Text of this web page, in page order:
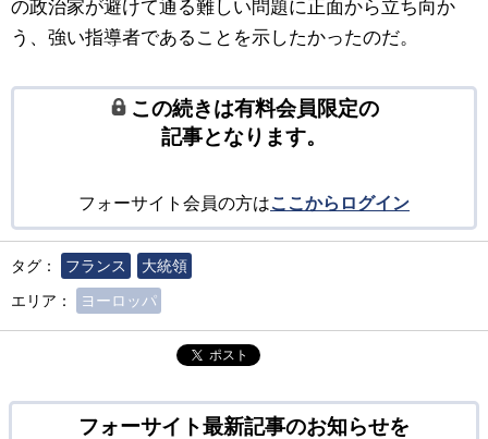
の政治家が避けて通る難しい問題に正面から立ち向か
う、強い指導者であることを示したかったのだ。
この続きは有料会員限定の
記事となります。
フォーサイト会員の方はここからログイン
タグ： フランス
大統領
エリア：
ヨーロッパ
ポスト
フォーサイト最新記事のお知らせを